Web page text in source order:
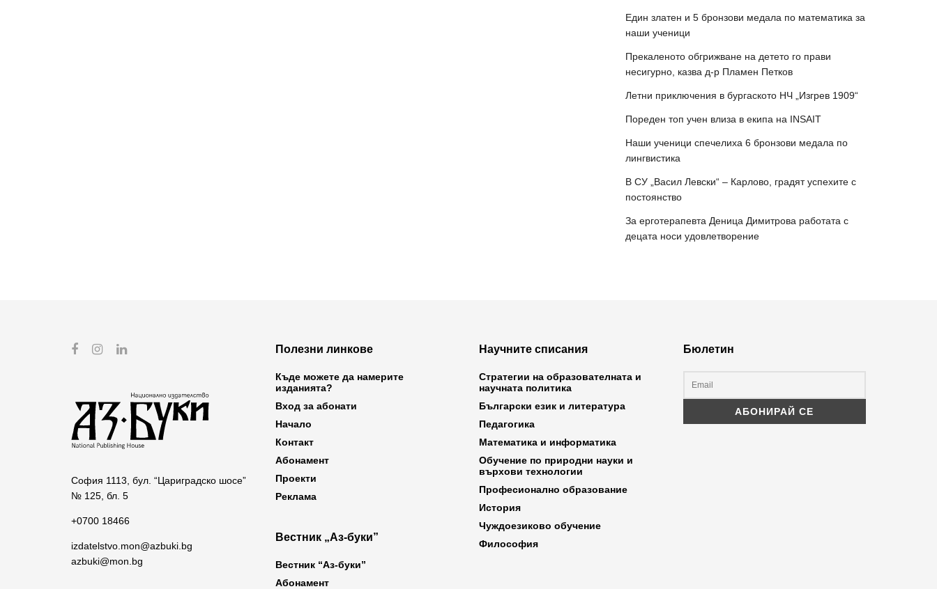
Един златен и 5 бронзови медала по математика за
наши ученици
Прекаленото обгрижване на детето го прави
несигурно, казва д-р Пламен Петков
Летни приключения в бургаското НЧ „Изгрев 1909“
Пореден топ учен влиза в екипа на INSAIT
Наши ученици спечелиха 6 бронзови медала по
лингвистика
В СУ „Васил Левски“ – Карлово, градят успехите с
постоянство
За ерготерапевта Деница Димитрова работата с
децата носи удовлетворение
София 1113, бул. “Цариградско шосе”
№ 125, бл. 5
+0700 18466
izdatelstvo.mon@azbuki.bg
azbuki@mon.bg
Полезни линкове
Къде можете да намерите
изданията?
Вход за абонати
Начало
Контакт
Абонамент
Проекти
Реклама
Вестник „Аз-буки”
Вестник “Аз-буки”
Абонамент
Научните списания
Стратегии на образователната и
научната политика
Български език и литература
Педагогика
Математика и информатика
Обучение по природни науки и
върхови технологии
Професионално образование
История
Чуждоезиково обучение
Философия
Бюлетин